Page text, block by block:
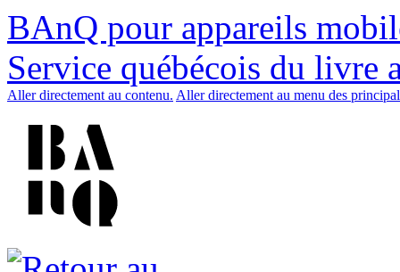
BAnQ pour appareils
Service québécois du livre
Aller directement au contenu. Aller directement au menu des